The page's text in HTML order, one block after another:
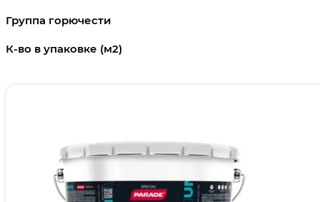
Группа горючести
К-во в упаковке (м2)